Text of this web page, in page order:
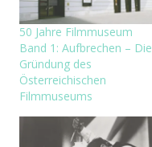
50 Jahre Filmmuseum
Band 1: Aufbrechen – Die
Gründung des
Österreichischen
Filmmuseums